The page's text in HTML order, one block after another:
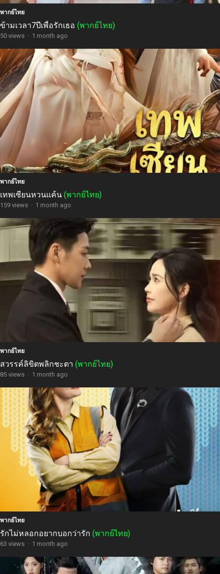
พากย์ไทย
ข้ามเวลา7ปีเพื่อรักเธอ (พากย์ไทย)
50 views · 1 month ago
พากย์ไทย
เทพเซียนหวนแค้น (พากย์ไทย)
159 views · 1 month ago
พากย์ไทย
สวรรค์ลิขิตพลิกชะตา (พากย์ไทย)
85 views · 1 month ago
พากย์ไทย
รักไม่หลอกอยากบอกว่ารัก (พากย์ไทย)
63 views · 1 month ago